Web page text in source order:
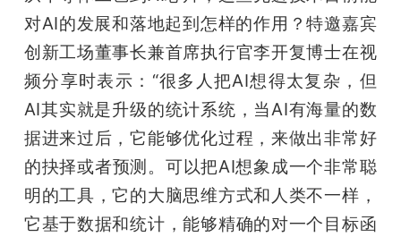
对AI的发展和落地起到怎样的作用？特邀嘉宾
创新工场董事长兼首席执行官李开复博士在视
频分享时表示：“很多人把AI想得太复杂，但
AI其实就是升级的统计系统，当AI有海量的数
据进来过后，它能够优化过程，来做出非常好
的抉择或者预测。可以把AI想象成一个非常聪
明的工具，它的大脑思维方式和人类不一样，
它基于数据和统计，能够精确的对一个目标函